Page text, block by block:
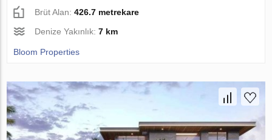
Brüt Alan:426.7 metrekare
Denize Yakınlık:7 km
Bloom Properties